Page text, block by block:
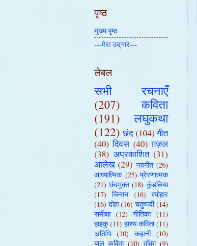
पृष्ठ
मुख्य पृष्ठ
---मेरा उद्‌गार---
लेबल
सभी रचनाएँ
(207)
कविता
(191)
लघुकथा
(122) छंद(104) गीत
(40) दिवस (40) ग़ज़ल
(38) अप्रकाशित (31)
आलेख (29) नवगीत (26)
आध्यात्मिक (25) प्रेरणात्मक
(21) छंदमुक्त (18) कुंडलिया
(17) चिन्तन (16)
त्योहार
(16) दोहा (16) चतुष्पदी (14)
समीक्षा (12) गीतिका (11)
हाइकु (11) हास्य कविता (11)
अतिथि (10) कहानी (10)
बाल कविता (10) ताँका (9)